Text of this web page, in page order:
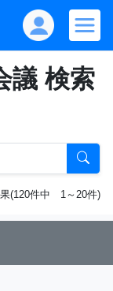
議 検索
(120件中 1～20件)